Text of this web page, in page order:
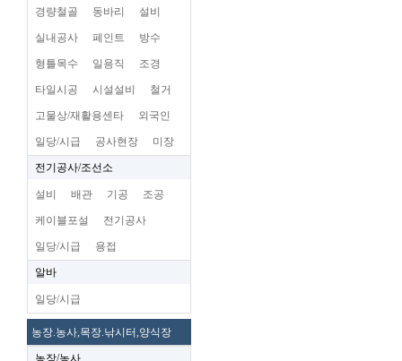
경량철골 동바리 설비
실내공사 페인트 방수
형틀목수 일용직 조경
타일시공 시설설비 철거
고물상/재활용센타 외국인
일당/시급 공사현장 미장
전기공사/조선소
설비 배관 기공 조공
케이블포설 전기공사
일당/시급 용접
알바
일당/시급
농장.농사,목장.낚시터,양식장
농장/농사